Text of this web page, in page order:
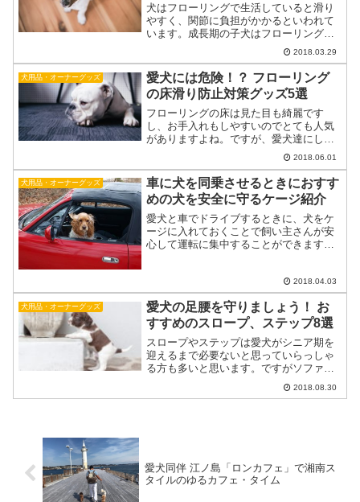
犬はフローリングで生活していると滑り
やすく、関節に負担がかかるといわれて
います。成長期の子犬はフローリングや
滑りやすい床で激しい遊びをして育つと
関節が悪くなることもあります。また筋
力が落ちてきたシニア犬は、いつもと変
わらない生活をしていても...
2018.03.29
犬用品・オーナーグッズ
愛犬には危険！？ フローリング
の床滑り防止対策グッズ5選
フローリングの床は見た目も綺麗です
し、お手入れもしやすいのでとても人気
がありますよね。ですが、愛犬達にして
みたら滑りやすく、ちょっと危険な場所
でもあります。愛犬達を危険から守る事
ができるフローリングの滑り止め防止グ
ッズをご紹介したいと思いま...
2018.06.01
犬用品・オーナーグッズ
車に犬を同乗させるときにおすす
めの犬を安全に守るケージ紹介
愛犬と車でドライブするときに、犬をケ
ージに入れておくことで飼い主さんが安
心して運転に集中することができます。
ことも防げます。急ブレーキをかけて
も、犬が車内や車外に飛び出...
2018.04.03
犬用品・オーナーグッズ
愛犬の足腰を守りましょう！ お
すすめのスロープ、ステップ8選
スロープやステップは愛犬がシニア期を
迎えるまで必要ないと思っていらっしゃ
る方も多いと思います。ですがソファー
など私たちが低いと思っている高さで
も、愛犬にとって勇気のいる高さであ
2018.08.30
愛犬同伴 江ノ島「ロンカフェ」で湘南ス
タイルのゆるカフェ・タイム